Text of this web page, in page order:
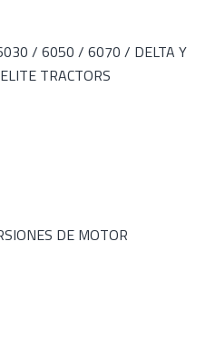
/ 6050 / 6070 / DELTA Y
TRACTORS
DE MOTOR